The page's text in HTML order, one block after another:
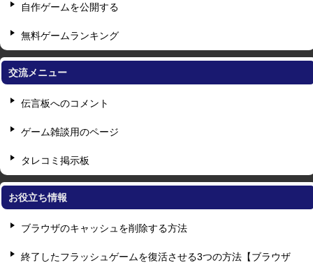
自作ゲームを公開する
無料ゲームランキング
交流メニュー
伝言板へのコメント
ゲーム雑談用のページ
タレコミ掲示板
お役立ち情報
ブラウザのキャッシュを削除する方法
終了したフラッシュゲームを復活させる3つの方法【ブラウザ